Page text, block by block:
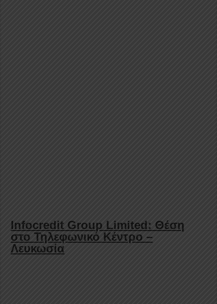
Infocredit Group Limited: Θέση
στο Τηλεφωνικό Κέντρο –
Λευκωσία